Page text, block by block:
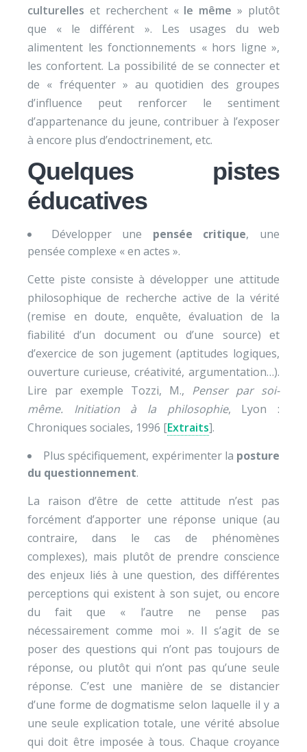
culturelles et recherchent « le même » plutôt
que « le différent ». Les usages du web
alimentent les fonctionnements « hors ligne »,
les confortent. La possibilité de se connecter et
de « fréquenter » au quotidien des groupes
d’influence peut renforcer le sentiment
d’appartenance du jeune, contribuer à l’exposer
à encore plus d’endoctrinement, etc.
Quelques pistes
éducatives
Développer une pensée critique, une
pensée complexe « en actes ».
Cette piste consiste à développer une attitude
philosophique de recherche active de la vérité
(remise en doute, enquête, évaluation de la
fiabilité d’un document ou d’une source) et
d’exercice de son jugement (aptitudes logiques,
ouverture curieuse, créativité, argumentation…).
Lire par exemple Tozzi, M., Penser par soi-
même. Initiation à la philosophie, Lyon :
Chroniques sociales, 1996 [Extraits].
Plus spécifiquement, expérimenter la posture
du questionnement.
La raison d’être de cette attitude n’est pas
forcément d’apporter une réponse unique (au
contraire, dans le cas de phénomènes
complexes), mais plutôt de prendre conscience
des enjeux liés à une question, des différentes
perceptions qui existent à son sujet, ou encore
du fait que « l’autre ne pense pas
nécessairement comme moi ». Il s’agit de se
poser des questions qui n’ont pas toujours de
réponse, ou plutôt qui n’ont pas qu’une seule
réponse. C’est une manière de se distancier
d’une forme de dogmatisme selon laquelle il y a
une seule explication totale, une vérité absolue
qui doit être imposée à tous. Chaque croyance